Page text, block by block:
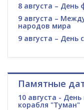
8 августа – День
9 августа –
народов мира
9 августа – День
Памятные
10 августа -
корабля "Туман"